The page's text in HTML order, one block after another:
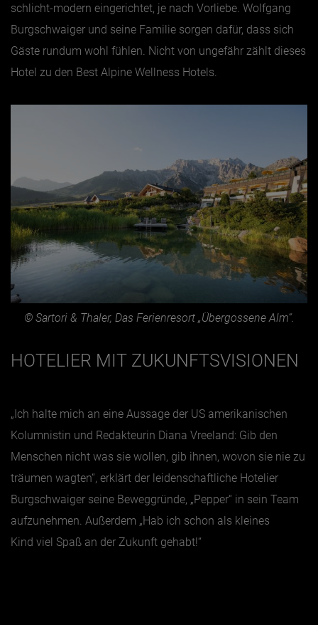
schlicht-modern eingerichtet, je nach Vorliebe. Wolfgang
Burgschwaiger und seine Familie sorgen dafür, dass sich
Gäste rundum wohl fühlen. Nicht von ungefähr zählt dieses
Hotel zu den Best Alpine Wellness Hotels.
© Sartori & Thaler, Das Ferienresort „Übergossene Alm“.
HOTELIER MIT ZUKUNFTSVISIONEN
„Ich halte mich an eine Aussage der US amerikanischen
Kolumnistin und Redakteurin Diana Vreeland: Gib den
Menschen nicht was sie wollen, gib ihnen, wovon sie nie zu
träumen wagten“, erklärt der leidenschaftliche Hotelier
Burgschwaiger seine Beweggründe, „Pepper“ in sein Team
aufzunehmen. Außerdem „Hab ich schon als kleines
Kind viel Spaß an der Zukunft gehabt!“